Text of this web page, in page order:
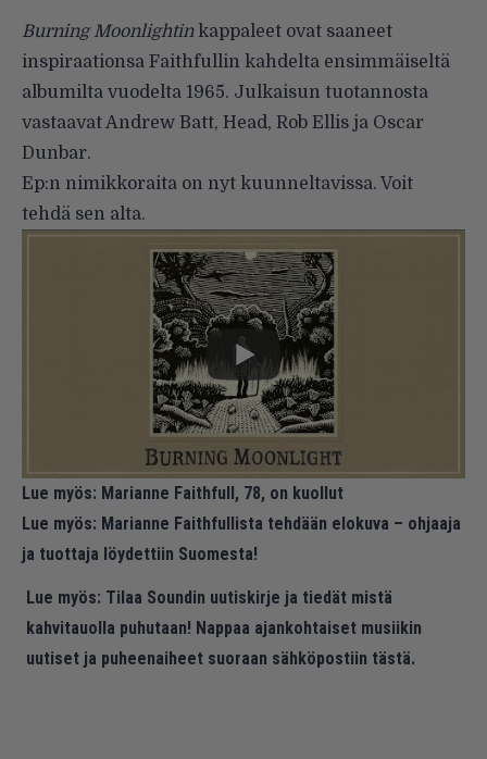
Burning Moonlightin kappaleet ovat saaneet
inspiraationsa Faithfullin kahdelta ensimmäiseltä
albumilta vuodelta 1965. Julkaisun tuotannosta
vastaavat Andrew Batt, Head, Rob Ellis ja Oscar
Dunbar.
Ep:n nimikkoraita on nyt kuunneltavissa. Voit
tehdä sen alta.
Lue myös: Marianne Faithfull, 78, on kuollut
Lue myös: Marianne Faithfullista tehdään elokuva – ohjaaja
ja tuottaja löydettiin Suomesta!
Lue myös: Tilaa Soundin uutiskirje ja tiedät mistä
kahvitauolla puhutaan! Nappaa ajankohtaiset musiikin
uutiset ja puheenaiheet suoraan sähköpostiin tästä.